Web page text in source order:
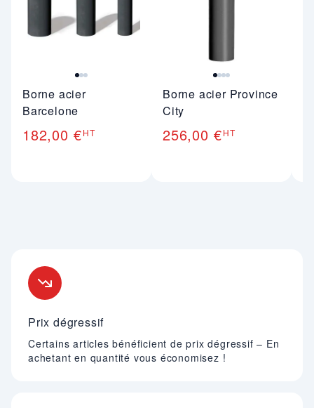
Borne acier
Barcelone
182,00 €HT
Borne acier Province
City
256,00 €HT
Prix dégressif
Certains articles bénéficient de prix dégressif – En
achetant en quantité vous économisez !